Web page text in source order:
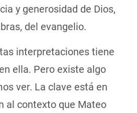
y generosidad de Dios,
del evangelio.
interpretaciones tiene
ella. Pero existe algo
ver. La clave está en
al contexto que Mateo